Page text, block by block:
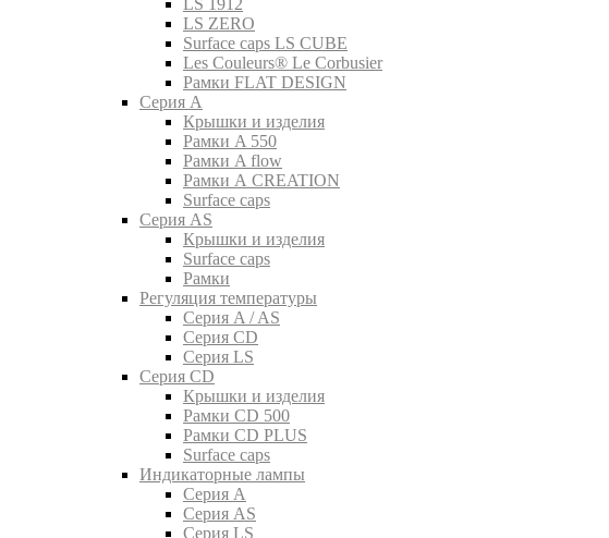
LS 1912
LS ZERO
Surface caps LS CUBE
Les Couleurs® Le Corbusier
Рамки FLAT DESIGN
Серия A
Крышки и изделия
Рамки A 550
Рамки A flow
Рамки A CREATION
Surface caps
Серия AS
Крышки и изделия
Surface caps
Рамки
Регуляция температуры
Серия A / AS
Серия CD
Серия LS
Серия CD
Крышки и изделия
Рамки CD 500
Рамки CD PLUS
Surface caps
Индикаторные лампы
Серия A
Серия AS
Серия LS